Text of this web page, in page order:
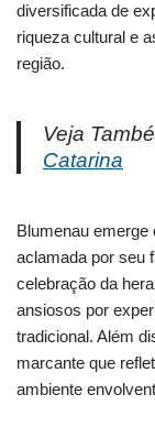
diversificada de
riqueza cultural e
região.
Veja
Catarina
Blumenau
aclamada por seu
celebração da
ansiosos por
tradicional. Além
marcante que
ambiente